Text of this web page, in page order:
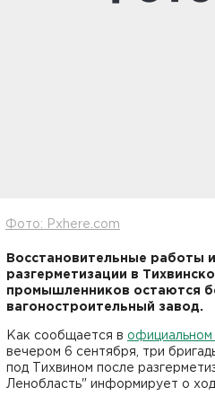
Фото: Pxhere.com
Восстановительные работы
разгерметизации в
промышленников остаются
вагоностроительный завод.
Как сообщается в официальном
вечером 6 сентября, три
под Тихвином после
Ленобласть" информирует о